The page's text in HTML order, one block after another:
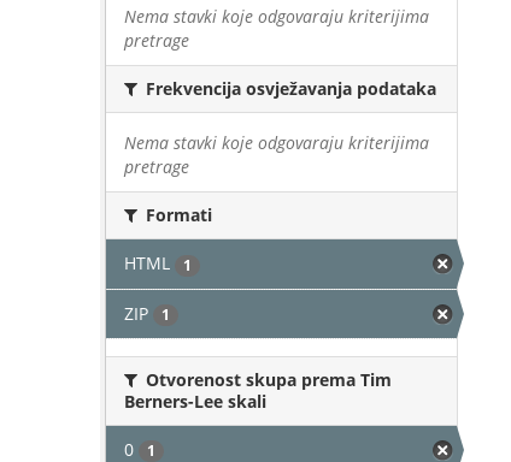
Nema stavki koje odgovaraju kriterijima
pretrage
Frekvencija osvježavanja podataka
Nema stavki koje odgovaraju kriterijima
pretrage
Formati
HTML 1
ZIP 1
Otvorenost skupa prema Tim
Berners-Lee skali
0 1